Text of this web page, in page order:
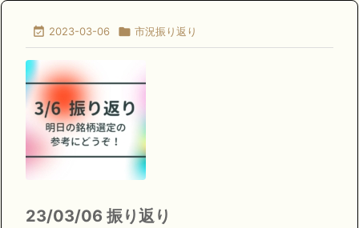
 2023-03-06  市況振り返り
23/03/06 振り返り